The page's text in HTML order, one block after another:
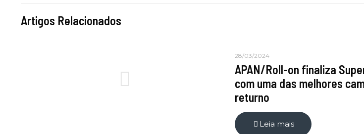
Artigos Relacionados
28/03/2024
APAN/Roll-on finaliza
com uma das melhores
returno
Leia mais